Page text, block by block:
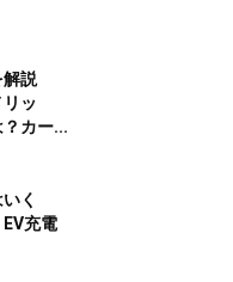
解説
リッ
？カー...
く
充電